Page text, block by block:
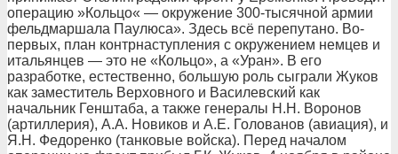
операцию »Кольцо« — окружение 300-тысячной армии
фельдмаршала Паулюса». Здесь всё перепутано. Во-
первых, план контрнаступления с окружением немцев и
итальянцев — это не «Кольцо», а «Уран». В его
разработке, естественно, большую роль сыграли Жуков
как заместитель Верховного и Василевский как
начальник Генштаба, а также генералы Н.Н. Воронов
(артиллерия), А.А. Новиков и А.Е. Голованов (авиация), и
Я.Н. Федоренко (танковые войска). Перед началом